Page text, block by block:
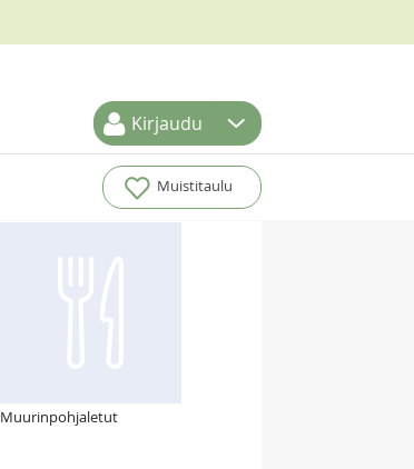
Kirjaudu
Muistitaulu
Muurinpohjaletut